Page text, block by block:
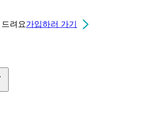
드려요가입하러 가기